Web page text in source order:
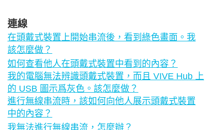
連線
在頭戴式裝置上開始串流後，看到綠色畫面。我
該怎麼做？
如何查看他人在頭戴式裝置中看到的內容？
我的電腦無法辨識頭戴式裝置，而且 VIVE Hub 上
的 USB 圖示爲灰色。該怎麼做？
進行無線串流時，該如何向他人展示頭戴式裝置
中的內容？
我無法進行無線串流，怎麼辦？